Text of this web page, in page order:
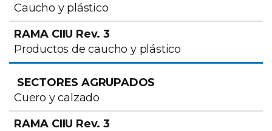
Caucho y plástico
Productos de caucho y plástico
Cuero y calzado